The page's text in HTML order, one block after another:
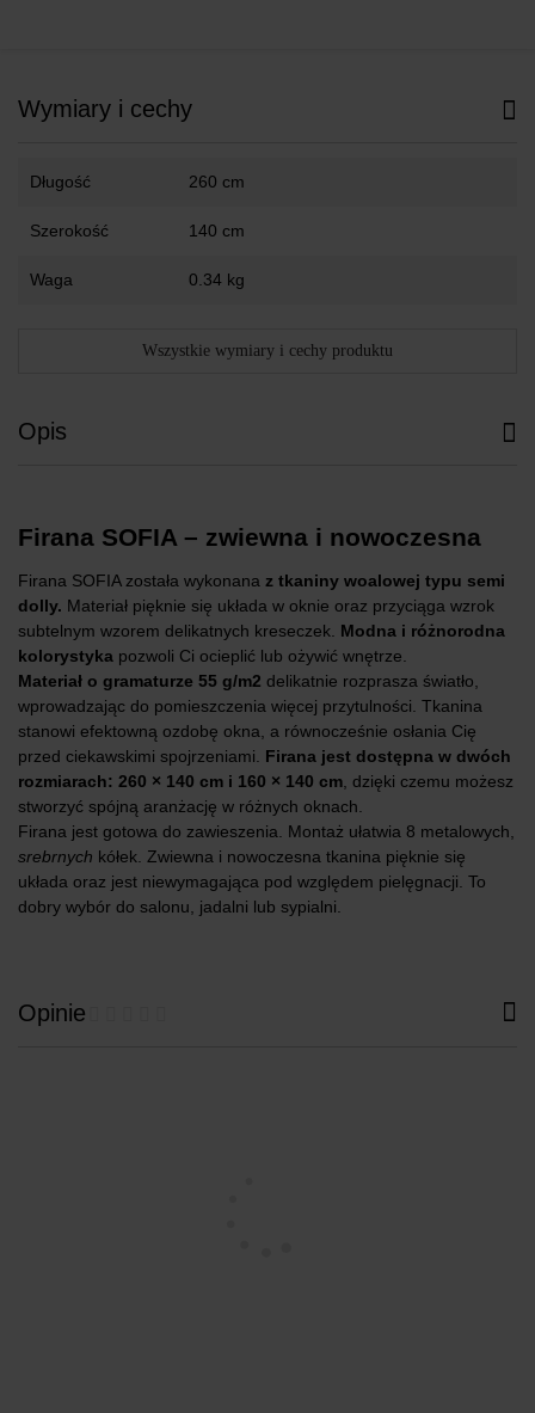
Wymiary i cechy
Długość 260 cm
Szerokość 140 cm
Waga 0.34 kg
Wszystkie wymiary i cechy produktu
Opis
Firana SOFIA – zwiewna i nowoczesna
Firana SOFIA została wykonana z tkaniny woalowej typu semi
dolly. Materiał pięknie się układa w oknie oraz przyciąga wzrok
subtelnym wzorem delikatnych kreseczek. Modna i różnorodna
kolorystyka pozwoli Ci ocieplić lub ożywić wnętrze.
Materiał o gramaturze 55 g/m2 delikatnie rozprasza światło,
wprowadzając do pomieszczenia więcej przytulności. Tkanina
stanowi efektowną ozdobę okna, a równocześnie osłania Cię
przed ciekawskimi spojrzeniami. Firana jest dostępna w dwóch
rozmiarach: 260 × 140 cm i 160 × 140 cm , dzięki czemu możesz
stworzyć spójną aranżację w różnych oknach.
Firana jest gotowa do zawieszenia. Montaż ułatwia 8 metalowych,
srebrnych kółek. Zwiewna i nowoczesna tkanina pięknie się
układa oraz jest niewymagająca pod względem pielęgnacji. To
dobry wybór do salonu, jadalni lub sypialni.
Opinie